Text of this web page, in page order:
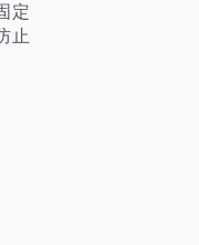
定
止